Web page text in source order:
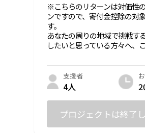
※こちらのリターンは対価性
ンですので、寄付金控除の対
す。
あなたの周りの地域で挑戦す
したいと思っている方々へ、
ゼントとして広めていただく
セットコースです。是非とも
届けていただければと思いま
内容：書籍6冊＋感謝のメッ
サイトにお名前掲載
支援者
4人
プロジェクトは終了